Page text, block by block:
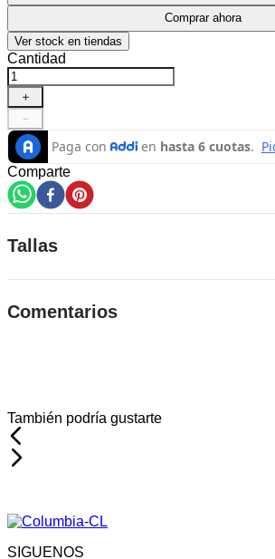
Comprar ahora
Ver stock en tiendas
Cantidad
＋
－
Comparte
Tallas
Elige la talla adecuada con guía de tallas
Comentarios
Todos
También podría gustarte
SIGUENOS